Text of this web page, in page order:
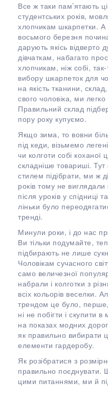
Все ж таки пам’ятають
студентських років,
хлопчикам шкарпетки.
восьмого березня
дарують якісь відверто
дівчаткам, набагато
хлопчикам, ніж собі,
вибору шкарпеток для
на якість тканини,
свого чоловіка, ми
Правильний склад
пору року купуємо.
Якщо зима, то вовни
під кеди, візьмемо
чи колготи собі коханої
складніше товариші.
стилем підібрати, ми ж
років тому не
після уроків у спідниці
ліньки було
тренді.
Минули роки, і до нас
Ви тільки подумайте,
підбирають не лише
Чоловікам сучасного
само величезної
набрали і колготки з
всіх кольорів веселки.
трендом це було,
ні не побігти і скупити
на показах модних
як правильно вибирати
елементи гардеробу.
Як розібратися з
правильно поєднувати.
цими питаннями, ми й